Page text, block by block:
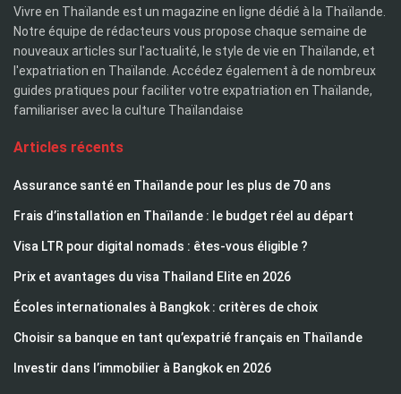
Vivre en Thaïlande est un magazine en ligne dédié à la Thaïlande.
Notre équipe de rédacteurs vous propose chaque semaine de
nouveaux articles sur l'actualité, le style de vie en Thaïlande, et
l'expatriation en Thaïlande. Accédez également à de nombreux
guides pratiques pour faciliter votre expatriation en Thaïlande,
familiariser avec la culture Thaïlandaise
Articles récents
Assurance santé en Thaïlande pour les plus de 70 ans
Frais d’installation en Thaïlande : le budget réel au départ
Visa LTR pour digital nomads : êtes-vous éligible ?
Prix et avantages du visa Thailand Elite en 2026
Écoles internationales à Bangkok : critères de choix
Choisir sa banque en tant qu’expatrié français en Thaïlande
Investir dans l’immobilier à Bangkok en 2026